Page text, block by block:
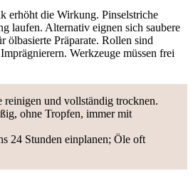
erhöht die Wirkung. Pinselstriche
laufen. Alternativ eignen sich saubere
ölbasierte Präparate. Rollen sind
Werkzeuge müssen frei
reinigen und vollständig trocknen.
ohne Tropfen, immer mit
24 Stunden einplanen; Öle oft